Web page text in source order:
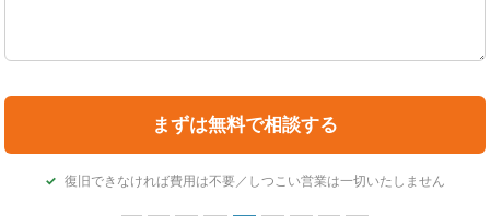
復旧できなければ費用は不要／しつこい営業は一切いたしません